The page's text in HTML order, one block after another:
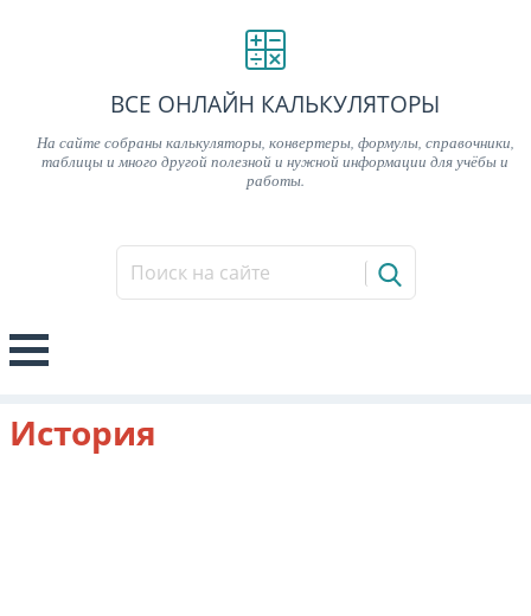
ВСЕ ОНЛАЙН КАЛЬКУЛЯТОРЫ
На сайте собраны калькуляторы, конвертеры, формулы, справочники,
таблицы и много другой полезной и нужной информации для учёбы и
работы.
История